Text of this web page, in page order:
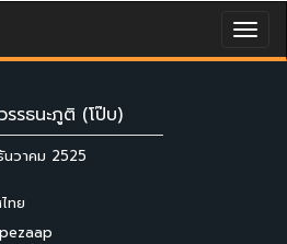
รรธนะภูติ (โป๊บ)
นวาคม 2525
ทย